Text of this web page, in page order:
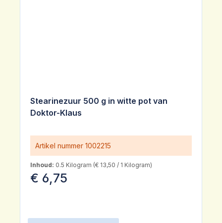
Stearinezuur 500 g in witte pot van
Doktor-Klaus
Artikel nummer 1002215
Inhoud: 0.5 Kilogram (€ 13,50 / 1 Kilogram)
€ 6,75